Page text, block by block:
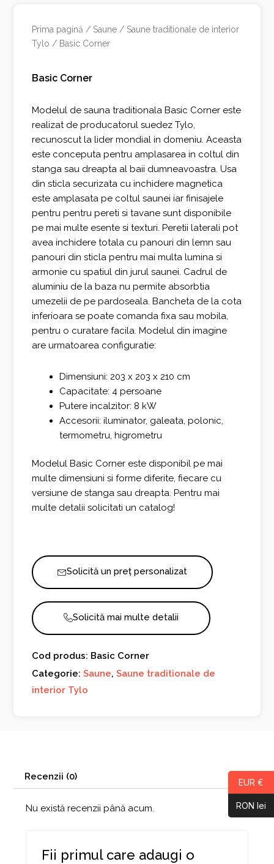
Prima pagină / Saune / Saune traditionale de interior
Tylo / Basic Corner
Basic Corner
Modelul de sauna traditionala Basic Corner este
realizat de producatorul suedez Tylo,
recunoscut la lider mondial in domeniu. Aceasta
este conceputa pentru amplasarea in coltul din
stanga sau dreapta al baii dumneavoastra. Usa
din sticla securizata cu inchidere magnetica
este amplasata pe coltul saunei iar finisajele
pentru pentru pereti si tavane sunt disponibile
pe mai multe esente si texturi. Peretii laterali pot
avea inchidere totala cu panouri din lemn sau
panouri din sticla pentru mai multa lumina si
armonie cu spatiul din jurul saunei. Cadrul de
aluminiu de la baza nu permite absorbtia
umezelii de pe pardoseala. Bancheta de la cota
inferioara se poate comanda fixa sau mobila,
pentru o curatare facila. Modelul din imagine
are urmatoarea configuratie:
Dimensiuni: 203 x 203 x 210 cm
Capacitate: 4 persoane
Putere incalzitor: 8 kW
Accesorii: iluminator, galeata, polonic,
termometru, higrometru
Modelul Basic Corner este disponibil pe mai
multe dimensiuni si forme diferite, fiecare cu
versiune de stanga sau dreapta. Pentru mai
multe detalii solicitati un catalog!
Solicită un preț personalizat
Solicită mai multe detalii
Cod produs: Basic Corner
Categorie:Saune,Saune traditionale de
interior Tylo
Recenzii (0)
Nu există recenzii până acum.
Fii primul care adaugi o
EUR €
RON lei